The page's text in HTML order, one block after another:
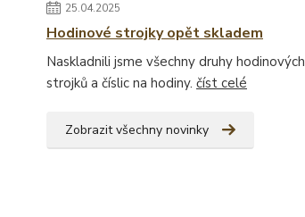
25.04.2025
Hodinové strojky opět skladem
Naskladnili jsme všechny druhy hodinových
strojků a číslic na hodiny. číst celé
Zobrazit všechny novinky